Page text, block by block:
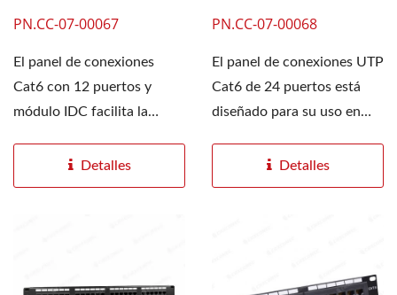
PN.CC-07-00067
El panel de conexiones
Cat6 con 12 puertos y
módulo IDC facilita la
Detalles
PN.CC-07-00068
El panel de conexiones UTP
Cat6 de 24 puertos está
diseñado para su uso en
Detalles